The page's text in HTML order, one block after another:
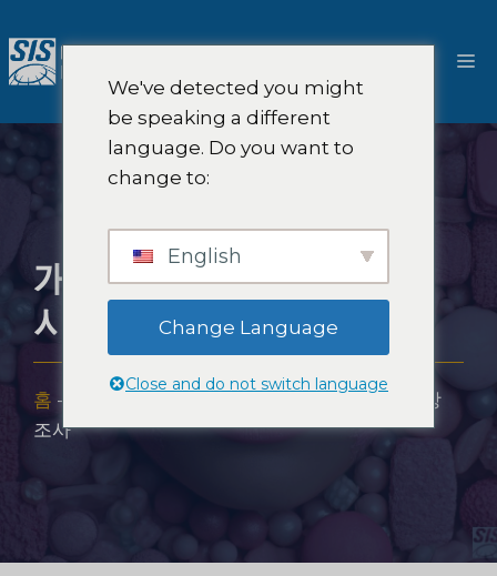
텐
츠
건
메
개인 관리 및 화장품
시장 조사
홈 -
개인 관리 및 화장품 시장
조사
We've detected you might
be speaking a different
language. Do you want to
change to:
English
Change Language
Close and do not switch language